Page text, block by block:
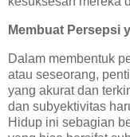
Membuat Persepsi
Dalam membentuk
atau seseorang,
yang akurat dan
dan subyektivitas
Hidup ini sebagian